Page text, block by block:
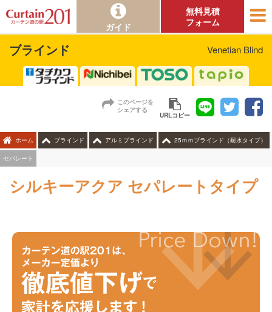
ガイド
無料見積
フォーム
ブラインド Venetian Blind
このページを
シェアする
URLコピー
ホーム ブラインド アルミブラインド 25ｍｍブラインド（耐水タイプ）
セパレート
シルキーアクア セパレートタイプ